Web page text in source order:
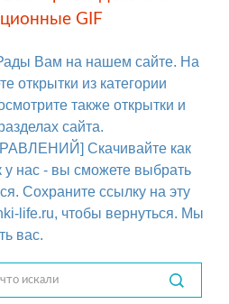
GIF
Вам на нашем сайте. На
открытки из категории
также открытки и
сайта.
Скачивайте как
нас - вы сможете выбрать
Сохраните ссылку на эту
life.ru, чтобы вернуться. Мы
вас.